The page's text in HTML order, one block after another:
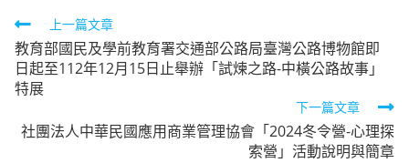
Read
more
articles
上一篇文章
教育部國民及學前教育署交通部公路局臺灣公路博物館即
日起至112年12月15日止舉辦「試煉之路-中橫公路故事」
特展
下一篇文章
社團法人中華民國應用商業管理協會「2024冬令營-心理探
索營」活動說明與簡章